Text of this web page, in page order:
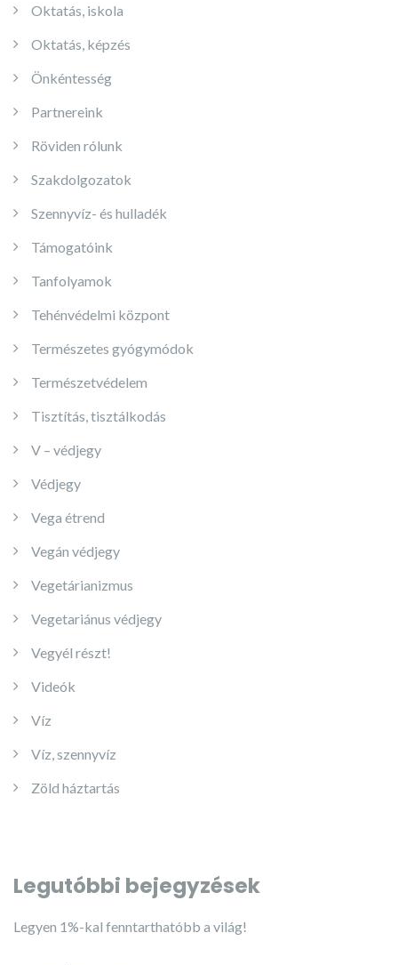
Oktatás, iskola
Oktatás, képzés
Önkéntesség
Partnereink
Röviden rólunk
Szakdolgozatok
Szennyvíz- és hulladék
Támogatóink
Tanfolyamok
Tehénvédelmi központ
Természetes gyógymódok
Természetvédelem
Tisztítás, tisztálkodás
V – védjegy
Védjegy
Vega étrend
Vegán védjegy
Vegetárianizmus
Vegetariánus védjegy
Vegyél részt!
Videók
Víz
Víz, szennyvíz
Zöld háztartás
Legutóbbi bejegyzések
Legyen 1%-kal fenntarthatóbb a világ!